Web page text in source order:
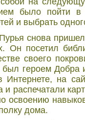
было пойти в
и выбрать
снова
Он посетил
своего
героем Добра
на
распечатали
освоению
дома.